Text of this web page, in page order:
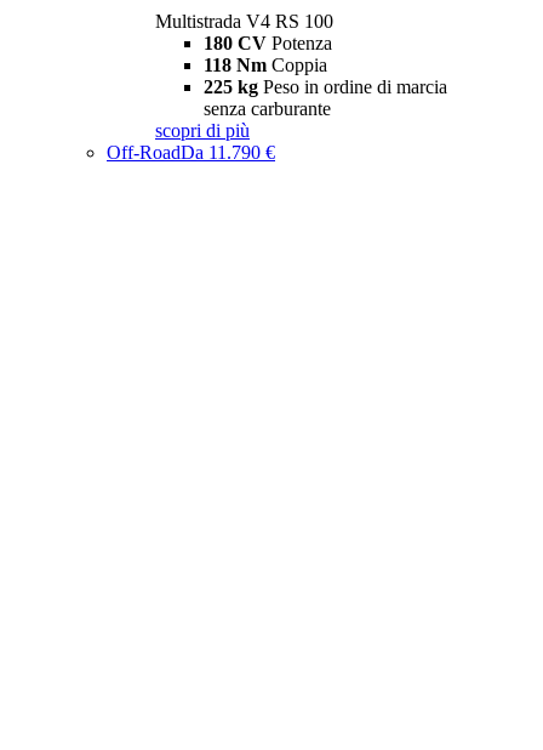
Multistrada V4 RS 100
180 CV Potenza
118 Nm Coppia
225 kg Peso in ordine di marcia
senza carburante
scopri di più
Off-RoadDa 11.790 €